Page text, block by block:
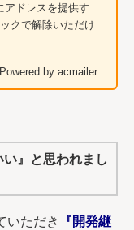
アドレスを提供す
クで解除いただけ
Powered by acmailer.
い』と思われまし
いただき
『開発継